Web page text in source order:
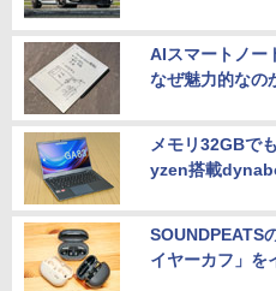
AIスマートノー
なぜ魅力的なの
メモリ32GBで
yzen搭載
SOUNDPEATS
イヤーカフ」を